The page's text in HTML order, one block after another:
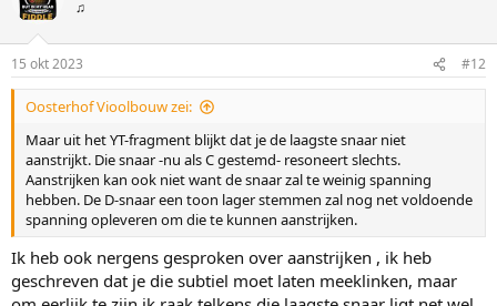
e
n
g
e
♫
15 okt 2023 #12
Oosterhof Vioolbouw zei:
Maar uit het YT-fragment blijkt dat je de laagste snaar niet
aanstrijkt. Die snaar -nu als C gestemd- resoneert slechts.
Aanstrijken kan ook niet want de snaar zal te weinig spanning
hebben. De D-snaar een toon lager stemmen zal nog net voldoende
spanning opleveren om die te kunnen aanstrijken.
Ik heb ook nergens gesproken over aanstrijken , ik heb
geschreven dat je die subtiel moet laten meeklinken, maar